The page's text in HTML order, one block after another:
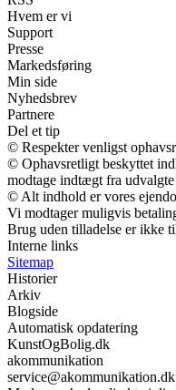
Hvem er vi
Support
Presse
Markedsføring
Min side
Nyhedsbrev
Partnere
Del et tip
© Respekter venligst
© Ophavsretligt beskyttet
modtage indtægt fra
© Alt indhold er vores
Vi modtager muligvis
Brug uden tilladelse er ikke
Interne links
Sitemap
Historier
Arkiv
Blogside
Automatisk opdatering
KunstOgBolig.dk
akommunikation
service@akommunikation.dk